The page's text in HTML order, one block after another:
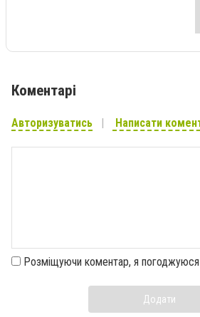
Коментарі
Авторизуватись Написати
Розміщуючи коментар, я
Додати